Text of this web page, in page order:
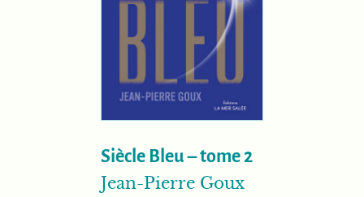
Siècle Bleu – tome 2
Jean-Pierre Goux